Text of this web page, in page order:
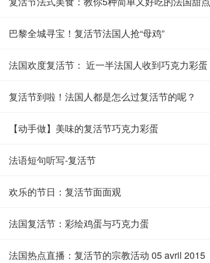
巴黎全城寻宝！复活节法国人抢“母鸡”
法国欢度复活节： 近一半法国人收到巧克力彩蛋
复活节到啦！法国人都是怎么过复活节的呢？
【动手做】美味的复活节巧克力彩蛋
法语短句听写-复活节
欢乐的节日：复活节面面观
法国复活节：彩绘鸡蛋与巧克力蛋
法国热点直播：复活节的宗教活动 05 avril 2015